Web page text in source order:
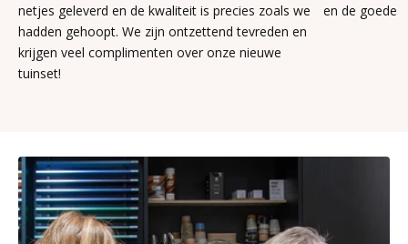
netjes geleverd en de kwaliteit is precies zoals we
hadden gehoopt. We zijn ontzettend tevreden en
krijgen veel complimenten over onze nieuwe
tuinset!
en de goede